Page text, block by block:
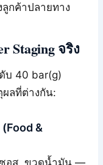
กค้าปลายทาง
Staging จริง
บ 40 bar(g)
ผลที่ต่างกัน:
&
อส, ขวดน้ำมัน —